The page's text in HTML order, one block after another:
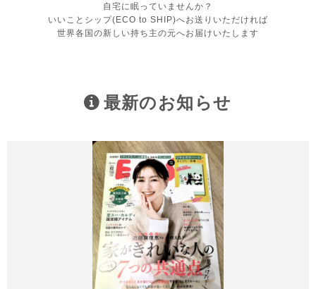
自宅に眠っていませんか？
いいことシップ(ECO to SHIP)へお送りいただければ
世界各国の新しい持ち主の元へお届けいたします
最新のお知らせ